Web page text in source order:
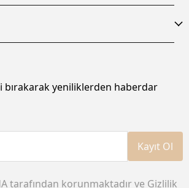
bırakarak yeniliklerden haberdar
Kayıt Ol
tarafından korunmaktadır ve Gizlilik